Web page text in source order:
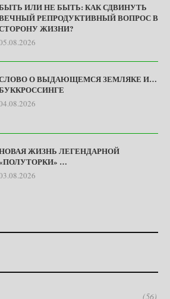
ИЛИ НЕ БЫТЬ: КАК СДВИНУТЬ
РЕПРОДУКТИВНЫЙ ВОПРОС В
ЖИЗНИ?
О ВЫДАЮЩЕМСЯ ЗЕМЛЯКЕ И…
ЖИЗНЬ ЛЕГЕНДАРНОЙ
…
(56)